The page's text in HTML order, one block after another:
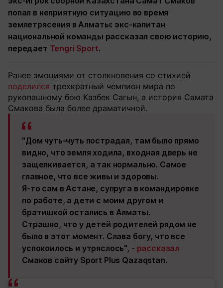
попал в неприятную ситуацию во время
землетрясения в Алматы: экс-капитан
национальной команды рассказал свою историю,
передает Tengri Sport.
Ранее эмоциями от столкновения со стихией
поделился трехкратный чемпион мира по
рукопашному бою Казбек Сагын, а история Самата
Смакова была более драматичной.
"Дом чуть-чуть пострадал, там было прямо
видно, что земля ходила, входная дверь не
защелкивается, а так нормально. Самое
главное, что все живы и здоровы.
Я-то сам в Астане, супруга в командировке
по работе, а дети с моим другом и
братишкой остались в Алматы.
Страшно, что у детей родителей рядом не
было в этот момент. Слава богу, что все
успокоилось и утряслось", - рассказал
Смаков сайту Sport Plus Qazaqstan.